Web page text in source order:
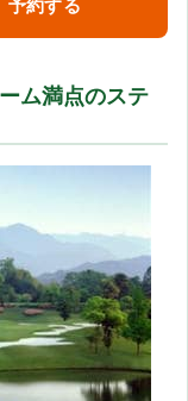
予約する
ム満点のステ